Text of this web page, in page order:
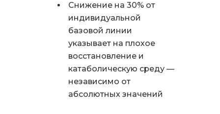
Снижение на 30% от
индивидуальной
базовой линии
указывает на плохое
восстановление и
катаболическую среду —
независимо от
абсолютных значений